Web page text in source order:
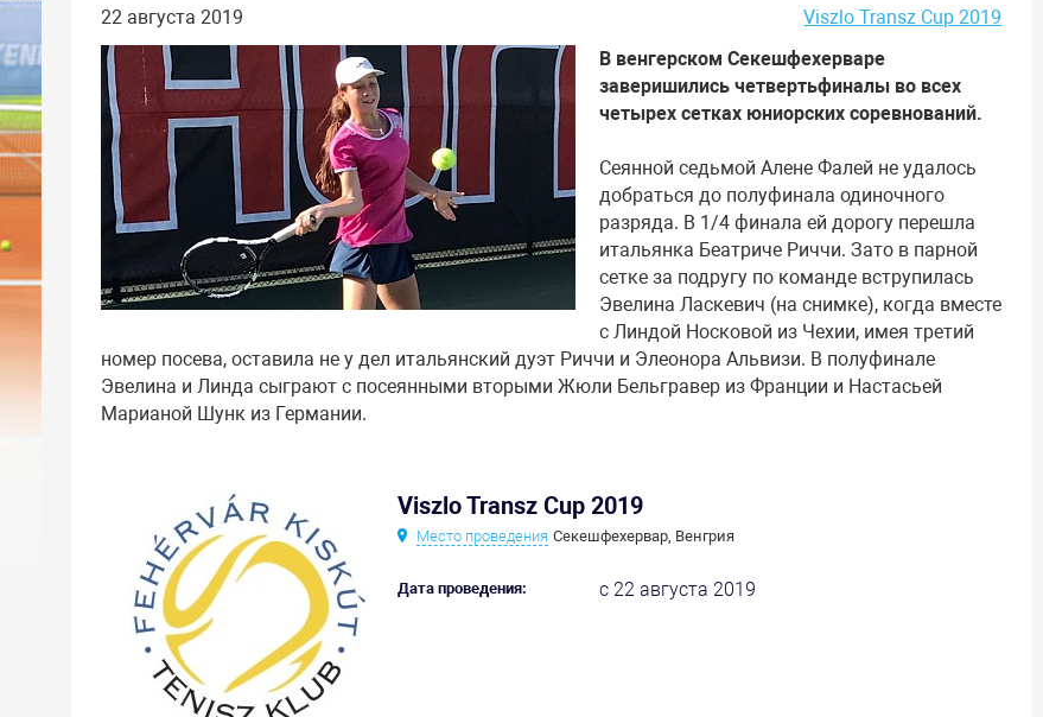
22 августа 2019
Viszlo Transz Cup 2019
В венгерском Секешфехерваре
заверишились четвертьфиналы во всех
четырех сетках юниорских соревнований.
Сеянной седьмой Алене Фалей не удалось
добраться до полуфинала одиночного
разряда. В 1/4 финала ей дорогу перешла
итальянка Беатриче Риччи. Зато в парной
сетке за подругу по команде вструпилась
Эвелина Ласкевич (на снимке), когда вместе
с Линдой Носковой из Чехии, имея третий
номер посева, оставила не у дел итальянский дуэт Риччи и Элеонора Альвизи. В полуфинале
Эвелина и Линда сыграют с посеянными вторыми Жюли Бельгравер из Франции и Настасьей
Марианой Шунк из Германии.
Viszlo Transz Cup 2019
Место проведения Секешфехервар, Венгрия
Дата проведения: с 22 августа 2019